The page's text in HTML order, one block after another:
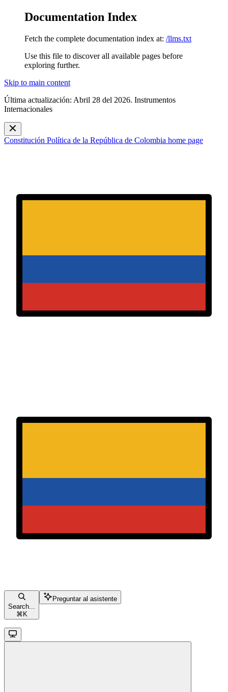
Documentation Index
Fetch the complete documentation index at: /llms.txt
Use this file to discover all available pages before
exploring further.
Skip to main content
Última actualización: Abril 28 del 2026. Instrumentos
Internacionales
Constitución Política de la República de Colombia home page
Search...
⌘ K
Preguntar al asistente